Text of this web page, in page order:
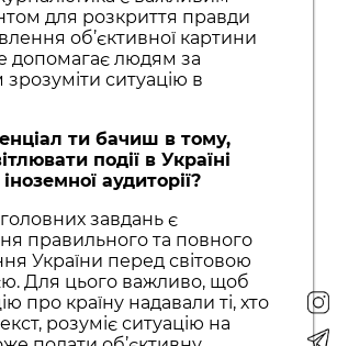
для розкриття правди
об’єктивної картини
допомагає людям за
ситуацію в
ти бачиш в тому,
події в Україні
аудиторії?
завдань є
правильного та повного
України перед світовою
Для цього важливо, щоб
про країну надавали ті, хто
розуміє ситуацію на